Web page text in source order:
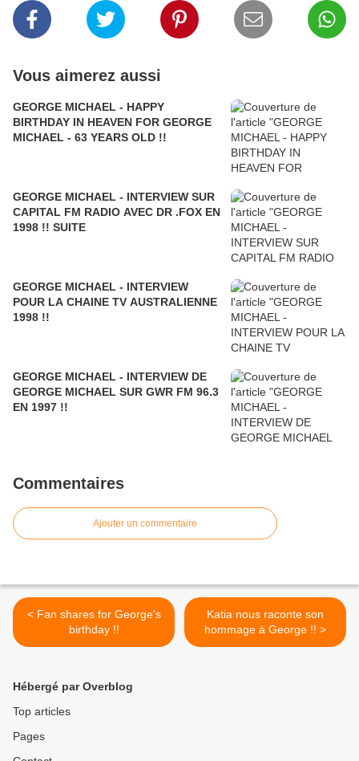
Vous aimerez aussi
GEORGE MICHAEL - HAPPY
BIRTHDAY IN HEAVEN FOR GEORGE
MICHAEL - 63 YEARS OLD !!
GEORGE MICHAEL - INTERVIEW SUR
CAPITAL FM RADIO AVEC DR .FOX EN
1998 !! SUITE
GEORGE MICHAEL - INTERVIEW
POUR LA CHAINE TV AUSTRALIENNE
1998 !!
GEORGE MICHAEL - INTERVIEW DE
GEORGE MICHAEL SUR GWR FM 96.3
EN 1997 !!
Commentaires
Ajouter un commentaire
< Fan shares for George's
birthday !!
Katia nous raconte son
hommage à George !! >
Hébergé par Overblog
Top articles
Pages